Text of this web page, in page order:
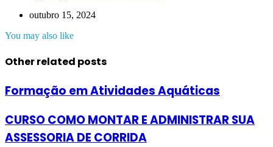
outubro 15, 2024
You may also like
Other related posts
Formação em Atividades Aquáticas
CURSO COMO MONTAR E ADMINISTRAR SUA
ASSESSORIA DE CORRIDA